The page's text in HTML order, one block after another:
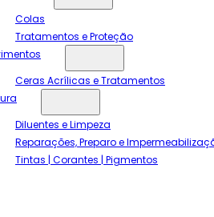
Colas
Tratamentos e Proteção
Ceras Acrílicas e Tratamentos
Diluentes e Limpeza
Reparações, Preparo e
Tintas | Corantes | Pigmentos